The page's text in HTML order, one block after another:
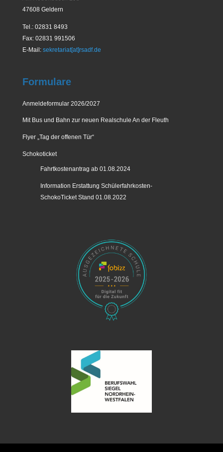
47608 Geldern
Tel.: 02831 8493
Fax: 02831 991506
E-Mail: sekretariat[at]rsadf.de
Formulare
Anmeldeformular 2026/2027
Mit Bus und Bahn zur neuen Realschule An der Fleuth
Flyer „Tag der offenen Tür“
Schokoticket
Fahrtkostenantrag ab 01.08.2024
Information Erstattung Schülerfahrkosten-
SchokoTicket Stand 01.08.2022